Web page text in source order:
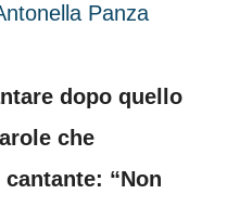
Panza
dopo quello
che
“Non